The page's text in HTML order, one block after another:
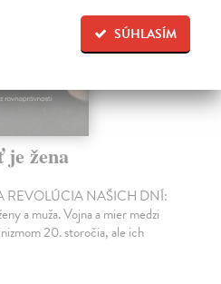
SÚHLASÍM
žena
REVOLÚCIA NAŠICH DNÍ:
a muža. Vojna a mier medzi
20. storočia, ale ich